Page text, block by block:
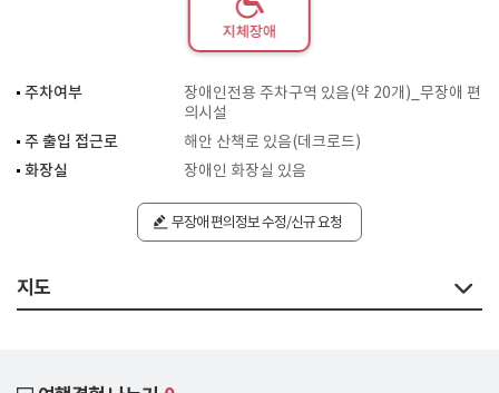
지체장애
주차여부
장애인전용 주차구역 있음(약 20개)_무장애 편
의시설
주 출입 접근로
해안 산책로 있음(데크로드)
화장실
장애인 화장실 있음
무장애 편의정보 수정/신규 요청
지도